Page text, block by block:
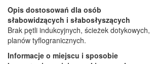
Opis dostosowań dla osób
słabowidzących i słabosłyszących
Brak pętli indukcyjnych, ścieżek dotykowych,
planów tyflogranicznych.
Informacje o miejscu i sposobie